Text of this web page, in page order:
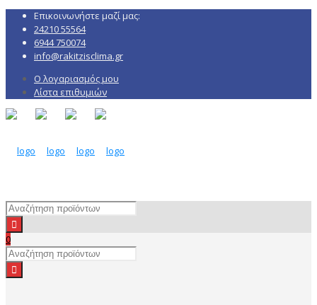
Επικοινωνήστε μαζί μας:
24210 55564
6944 750074
info@rakitzisclima.gr
Ο λογαριασμός μου
Λίστα επιθυμιών
0